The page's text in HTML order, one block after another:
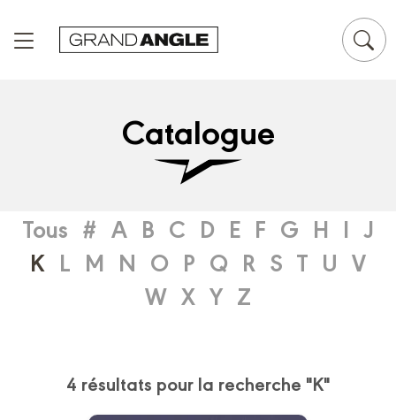
Catalogue
Tous # A B C D E F G H I J
K L M N O P Q R S T U V
W X Y Z
4 résultats pour la recherche "K"